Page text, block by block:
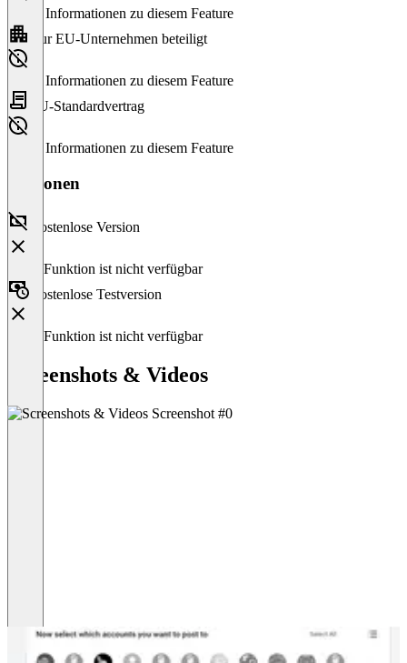
Keine Informationen zu diesem Feature
Nur EU-Unternehmen beteiligt
Keine Informationen zu diesem Feature
EU-Standardvertrag
Keine Informationen zu diesem Feature
Versionen
Kostenlose Version
Diese Funktion ist nicht verfügbar
Kostenlose Testversion
Diese Funktion ist nicht verfügbar
Screenshots & Videos